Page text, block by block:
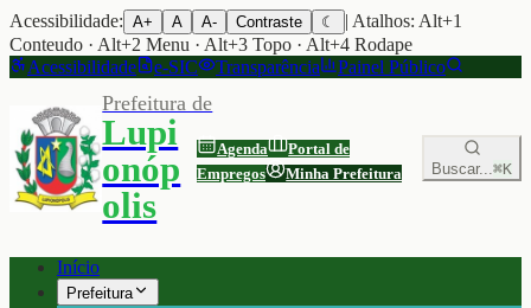
Acessibilidade: A+ A A- Contraste ☾
| Atalhos: Alt+1
Conteudo · Alt+2 Menu · Alt+3 Topo · Alt+4 Rodape
Acessibilidade
e-SIC Transparência Painel Público
Prefeitura de
Lupi
onóp
olis
Agenda
Portal de
Empregos
Minha Prefeitura Buscar...⌘K
Início
Prefeitura